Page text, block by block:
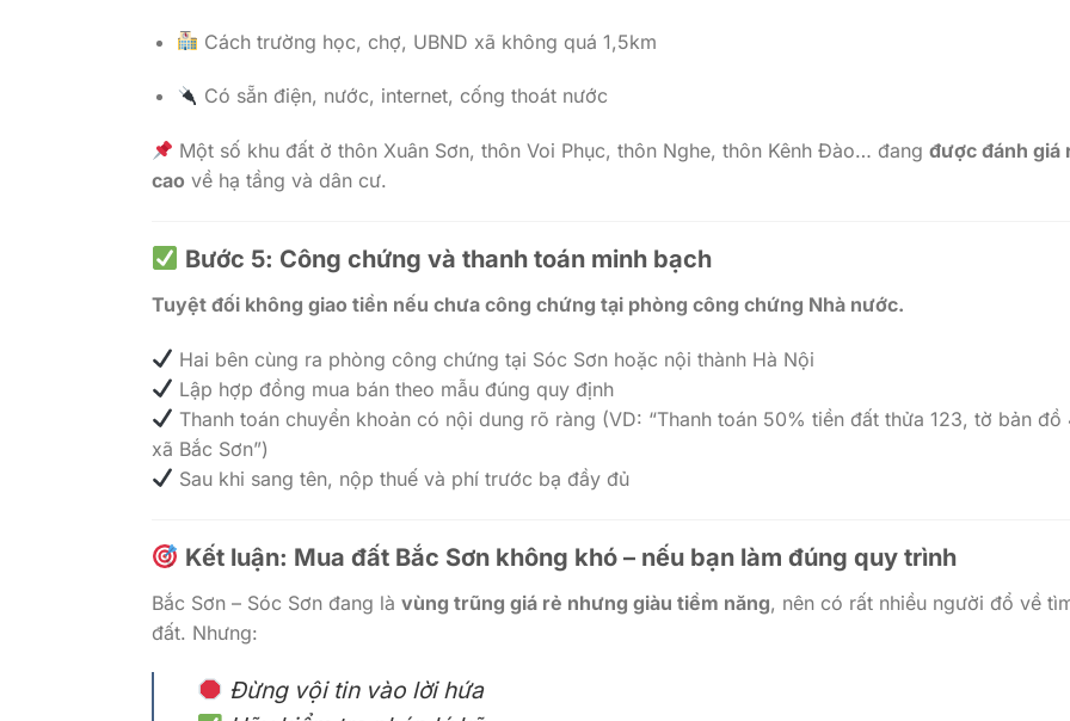
Cách trường học, chợ, UBND xã không quá 1,5km
Có sẵn điện, nước, internet, cống thoát nước
Một số khu đất ở thôn Xuân Sơn, thôn Voi Phục, thôn Nghe, thôn Kênh Đào… đangđược đánh giá
cao về hạ tầng và dân cư.
Bước 5: Công chứng và thanh toán minh bạch
Tuyệt đối không giao tiền nếu chưa công chứng tại phòng công chứng Nhà nước.
Hai bên cùng ra phòng công chứng tại Sóc Sơn hoặc nội thành Hà Nội
Lập hợp đồng mua bán theo mẫu đúng quy định
Thanh toán chuyển khoản có nội dung rõ ràng (VD: “Thanh toán 50% tiền đất thửa 123, tờ bản đồ
xã Bắc Sơn”)
Sau khi sang tên, nộp thuế và phí trước bạ đầy đủ
Kết luận: Mua đất Bắc Sơn không khó – nếu bạn làm đúng quy trình
Bắc Sơn – Sóc Sơn đang là vùng trũng giá rẻ nhưng giàu tiềm năng, nên có rất nhiều người đổ về
đất. Nhưng:
Đừng vội tin vào lời hứa